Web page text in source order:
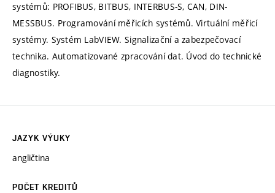
systémů: PROFIBUS, BITBUS, INTERBUS-S, CAN, DIN-
MESSBUS. Programování měřicích systémů. Virtuální měřicí
systémy. Systém LabVIEW. Signalizační a zabezpečovací
technika. Automatizované zpracování dat. Úvod do technické
diagnostiky.
JAZYK VÝUKY
angličtina
POČET KREDITŮ